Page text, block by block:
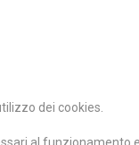
dei cookies.
al funzionamento